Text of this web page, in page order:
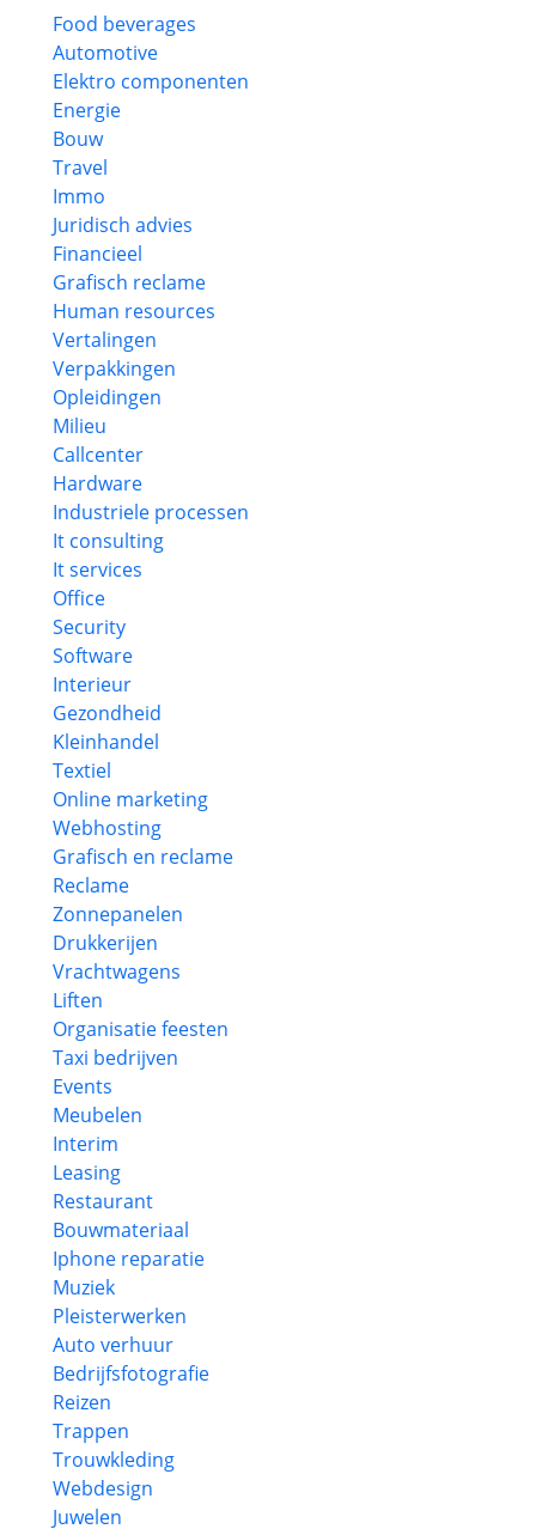
Food beverages
Automotive
Elektro componenten
Energie
Bouw
Travel
Immo
Juridisch advies
Financieel
Grafisch reclame
Human resources
Vertalingen
Verpakkingen
Opleidingen
Milieu
Callcenter
Hardware
Industriele processen
It consulting
It services
Office
Security
Software
Interieur
Gezondheid
Kleinhandel
Textiel
Online marketing
Webhosting
Grafisch en reclame
Reclame
Zonnepanelen
Drukkerijen
Vrachtwagens
Liften
Organisatie feesten
Taxi bedrijven
Events
Meubelen
Interim
Leasing
Restaurant
Bouwmateriaal
Iphone reparatie
Muziek
Pleisterwerken
Auto verhuur
Bedrijfsfotografie
Reizen
Trappen
Trouwkleding
Webdesign
Juwelen